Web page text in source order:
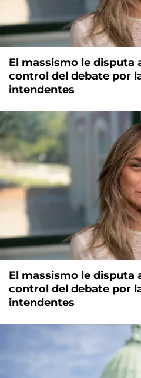
El massismo le disputa
control del debate por
intendentes
El massismo le disputa
control del debate por
intendentes